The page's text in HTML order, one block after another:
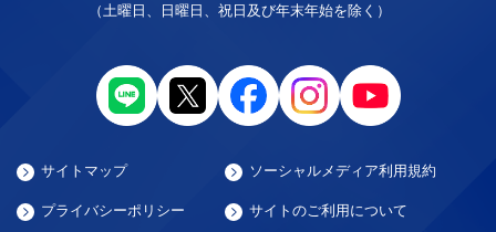
（土曜日、日曜日、祝日及び年末年始を除く）
サイトマップ ソーシャルメディア利用規約
プライバシーポリシー サイトのご利用について